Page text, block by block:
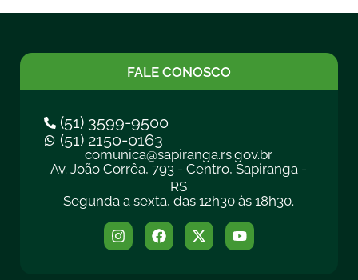
FALE CONOSCO
(51) 3599-9500
(51) 2150-0163
comunica@sapiranga.rs.gov.br
Av. João Corrêa, 793 - Centro, Sapiranga -
RS
Segunda a sexta, das 12h30 às 18h30.